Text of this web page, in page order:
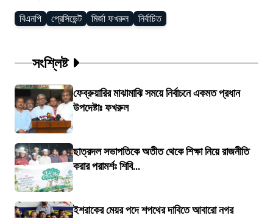
বিএনপি প্রেসিডেন্ট মির্জা ফখরুল নির্বাচিত
সংশ্লিষ্ট
ফেব্রুয়ারির মাঝামাঝি সময়ে নির্বাচনে একমত প্রধান
উপদেষ্টাঃ ফখরুল
ছাত্রদল সভাপতিকে অতীত থেকে শিক্ষা নিয়ে রাজনীতি
করার পরামর্শঃ শিবি...
ইশরাকের মেয়র পদে শপথের দাবিতে আবারো নগর